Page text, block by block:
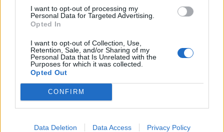
I want to opt-out of processing my
Personal Data for Targeted Advertising.
Opted In
I want to opt-out of Collection, Use,
Retention, Sale, and/or Sharing of my
Personal Data that Is Unrelated with the
Purposes for which it was collected.
Opted Out
CONFIRM
Data Deletion Data Access Privacy Policy
ΤΕΛΕΥΤΑΙΕΣ ΕΙΔΗΣΕΙΣ